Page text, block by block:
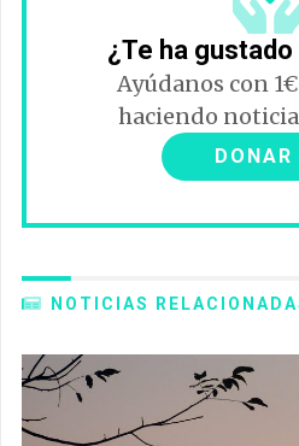
¿Te ha
Ayúdanos con
haciendo
DONAR
NOTICIAS